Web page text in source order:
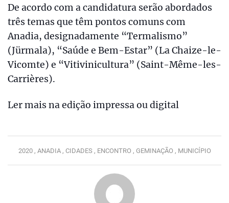
De acordo com a candidatura serão abordados
três temas que têm pontos comuns com
Anadia, designadamente “Termalismo”
(Jürmala), “Saúde e Bem-Estar” (La Chaize-le-
Vicomte) e “Vitivinicultura” (Saint-Même-les-
Carrières).
Ler mais na edição impressa ou digital
2020 , ANADIA , CIDADES , ENCONTRO , GEMINAÇÃO , MUNICÍPIO